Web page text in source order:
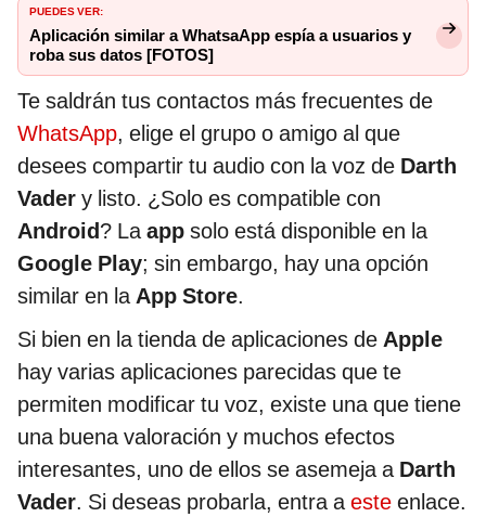
PUEDES VER:
Aplicación similar a WhatsaApp espía a usuarios y
roba sus datos [FOTOS]
Te saldrán tus contactos más frecuentes de
WhatsApp, elige el grupo o amigo al que
desees compartir tu audio con la voz de Darth
Vader y listo. ¿Solo es compatible con
Android? Laapp solo está disponible en la
Google Play; sin embargo, hay una opción
similar en laApp Store.
Si bien en la tienda de aplicaciones de Apple
hay varias aplicaciones parecidas que te
permiten modificar tu voz, existe una que tiene
una buena valoración y muchos efectos
interesantes, uno de ellos se asemeja a Darth
Vader. Si deseas probarla, entra aeste enlace.